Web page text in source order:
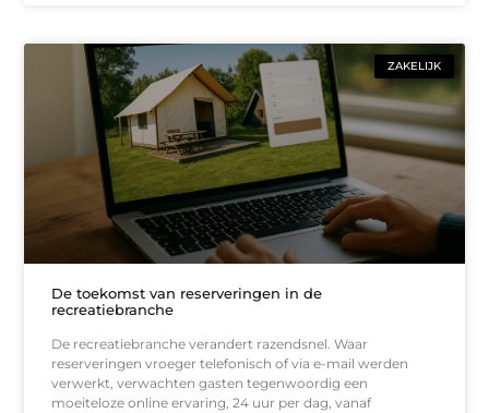
ZAKELIJK
De toekomst van reserveringen in de
recreatiebranche
De recreatiebranche verandert razendsnel. Waar
reserveringen vroeger telefonisch of via e-mail werden
verwerkt, verwachten gasten tegenwoordig een
moeiteloze online ervaring, 24 uur per dag, vanaf